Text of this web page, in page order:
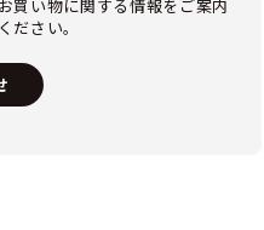
買い物に関する情報をご案内
ださい。